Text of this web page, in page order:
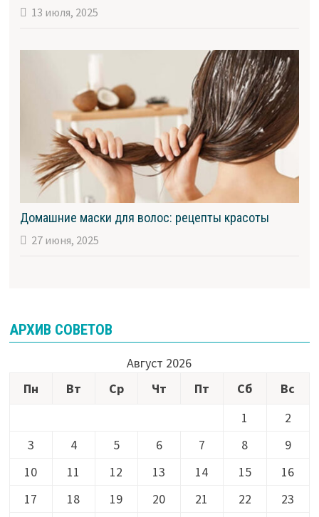
13 июля, 2025
Домашние маски для волос: рецепты красоты
27 июня, 2025
АРХИВ СОВЕТОВ
Август 2026
Пн
Вт Ср Чт Пт Сб
Вс
1
2
3
4 5 6 7 8
9
10
11 12 13 14 15
16
17
18 19 20 21 22
23